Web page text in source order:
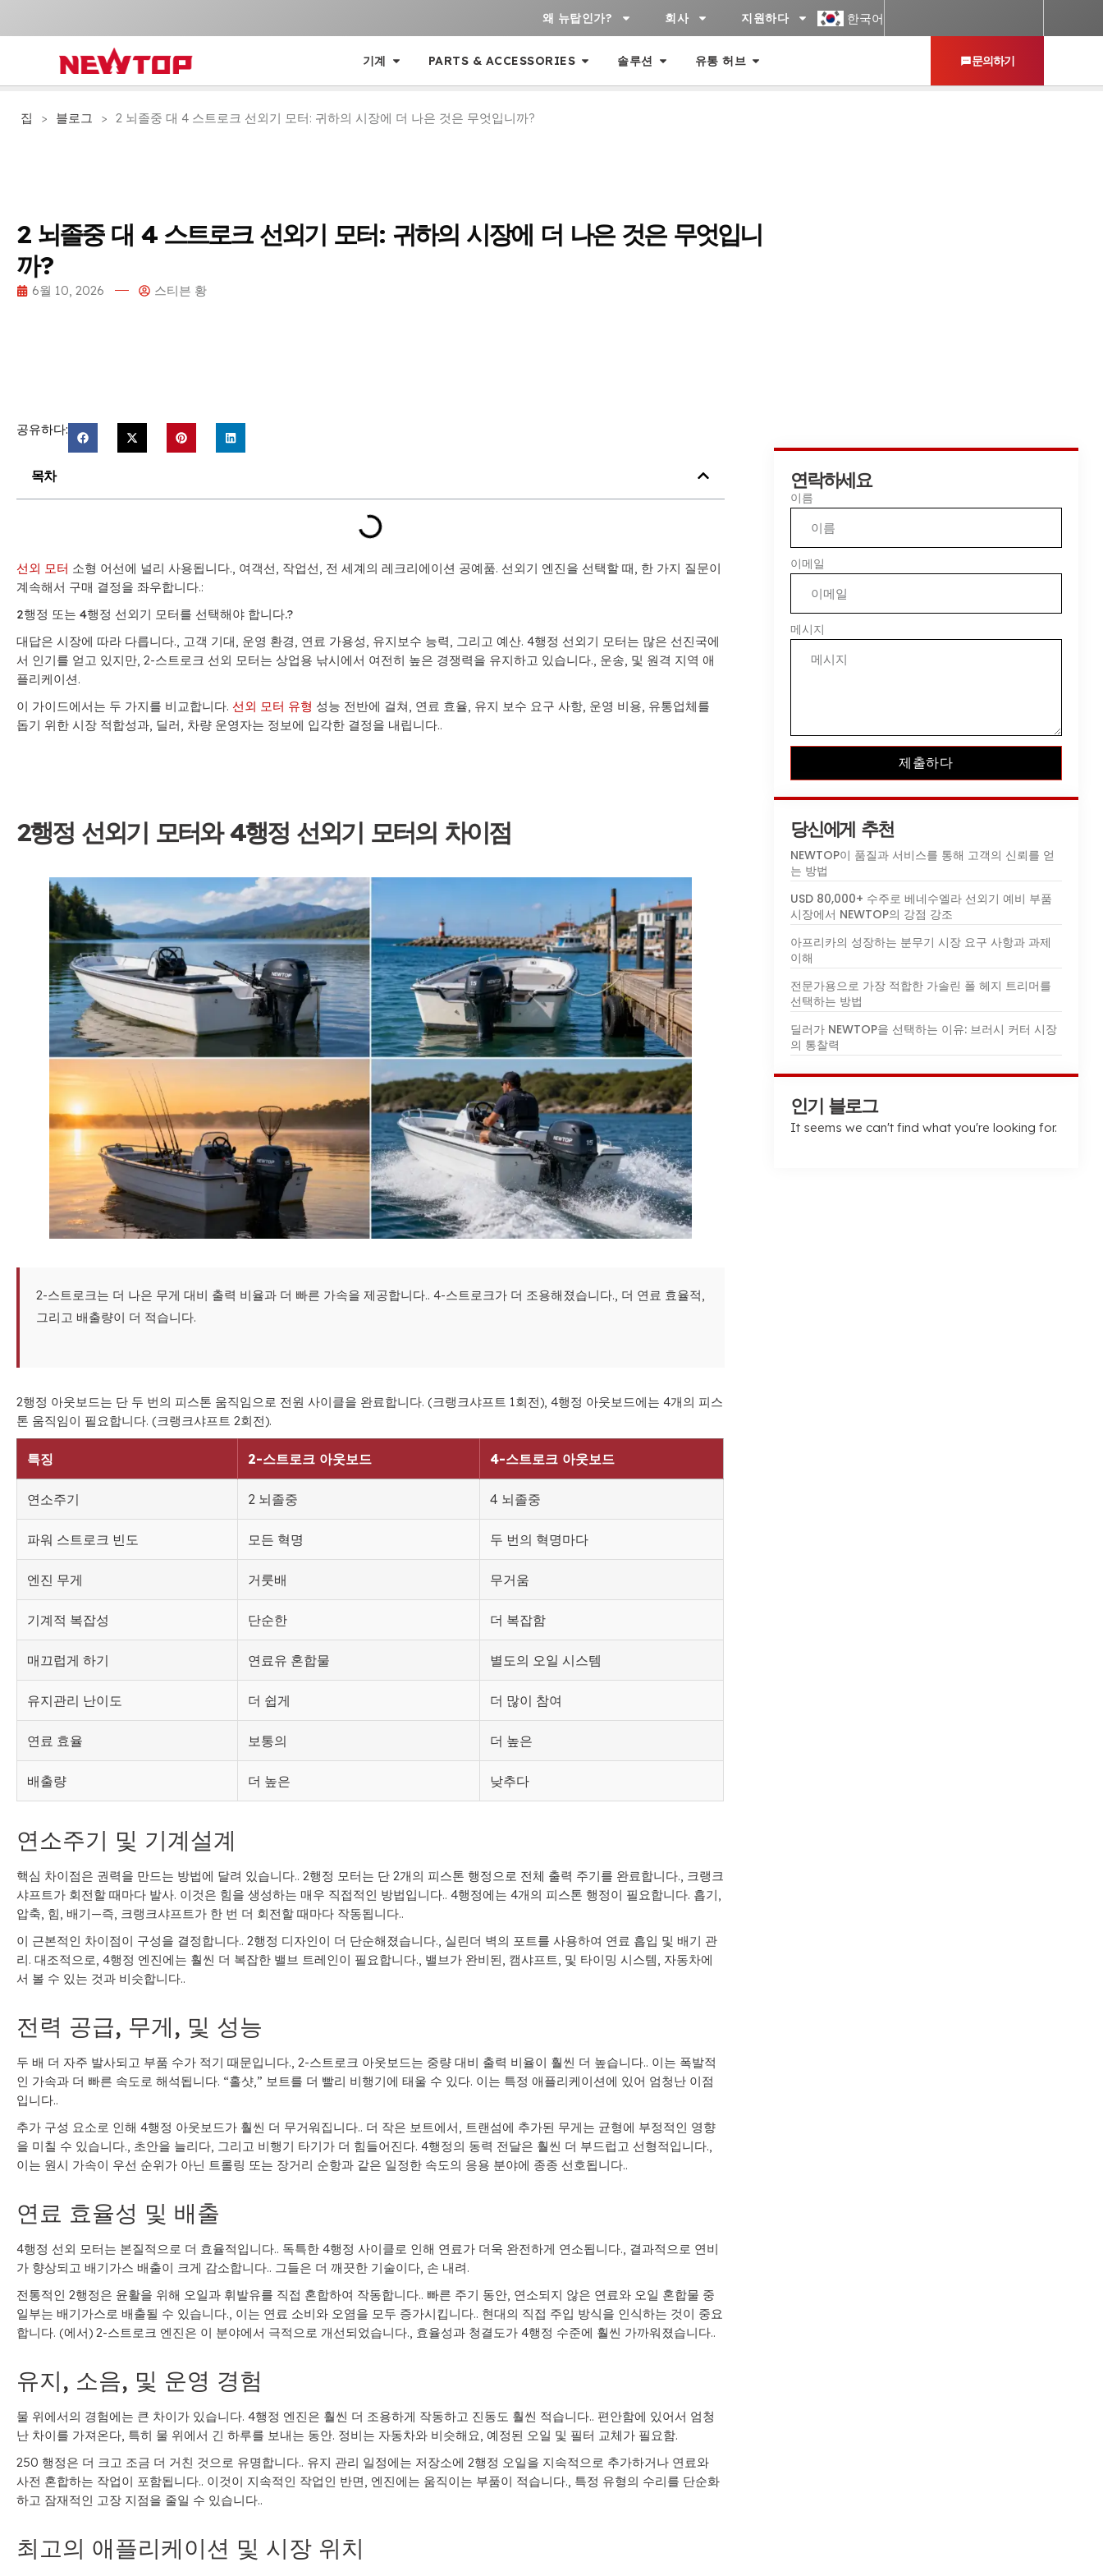
왜 뉴탑인가? 회사 지원하다 한국어
기계 PARTS & ACCESSORIES 솔루션 유통 허브 문의하기
집 > 블로그 > 2 뇌졸중 대 4 스트로크 선외기 모터: 귀하의 시장에 더 나은 것은 무엇입니까?
2 뇌졸중 대 4 스트로크 선외기 모터: 귀하의 시장에 더 나은 것은 무엇입니
까?
6월 10, 2026 스티븐 황
공유하다:
목차
선외 모터 소형 어선에 널리 사용됩니다., 여객선, 작업선, 전 세계의 레크리에이션 공예품. 선외기 엔진을 선택할 때, 한 가지 질문이
계속해서 구매 결정을 좌우합니다.:
2행정 또는 4행정 선외기 모터를 선택해야 합니다.?
대답은 시장에 따라 다릅니다., 고객 기대, 운영 환경, 연료 가용성, 유지보수 능력, 그리고 예산. 4행정 선외기 모터는 많은 선진국에
서 인기를 얻고 있지만, 2-스트로크 선외 모터는 상업용 낚시에서 여전히 높은 경쟁력을 유지하고 있습니다., 운송, 및 원격 지역 애
플리케이션.
이 가이드에서는 두 가지를 비교합니다. 선외 모터 유형 성능 전반에 걸쳐, 연료 효율, 유지 보수 요구 사항, 운영 비용, 유통업체를
돕기 위한 시장 적합성과, 딜러, 차량 운영자는 정보에 입각한 결정을 내립니다..
2행정 선외기 모터와 4행정 선외기 모터의 차이점
2-스트로크는 더 나은 무게 대비 출력 비율과 더 빠른 가속을 제공합니다.. 4-스트로크가 더 조용해졌습니다., 더 연료 효율적,
그리고 배출량이 더 적습니다.
2행정 아웃보드는 단 두 번의 피스톤 움직임으로 전원 사이클을 완료합니다. (크랭크샤프트 1회전), 4행정 아웃보드에는 4개의 피스
톤 움직임이 필요합니다. (크랭크샤프트 2회전).
특징 2-스트로크 아웃보드 4-스트로크 아웃보드
연소주기 2 뇌졸중 4 뇌졸중
파워 스트로크 빈도 모든 혁명 두 번의 혁명마다
엔진 무게 거룻배 무거움
기계적 복잡성 단순한 더 복잡함
매끄럽게 하기 연료유 혼합물 별도의 오일 시스템
유지관리 난이도 더 쉽게 더 많이 참여
연료 효율 보통의 더 높은
배출량 더 높은 낮추다
연소주기 및 기계설계
핵심 차이점은 권력을 만드는 방법에 달려 있습니다.. 2행정 모터는 단 2개의 피스톤 행정으로 전체 출력 주기를 완료합니다., 크랭크
샤프트가 회전할 때마다 발사. 이것은 힘을 생성하는 매우 직접적인 방법입니다.. 4행정에는 4개의 피스톤 행정이 필요합니다. 흡기,
압축, 힘, 배기—즉, 크랭크샤프트가 한 번 더 회전할 때마다 작동됩니다..
이 근본적인 차이점이 구성을 결정합니다.. 2행정 디자인이 더 단순해졌습니다., 실린더 벽의 포트를 사용하여 연료 흡입 및 배기 관
리. 대조적으로, 4행정 엔진에는 훨씬 더 복잡한 밸브 트레인이 필요합니다., 밸브가 완비된, 캠샤프트, 및 타이밍 시스템, 자동차에
서 볼 수 있는 것과 비슷합니다..
전력 공급, 무게, 및 성능
두 배 더 자주 발사되고 부품 수가 적기 때문입니다., 2-스트로크 아웃보드는 중량 대비 출력 비율이 훨씬 더 높습니다.. 이는 폭발적
인 가속과 더 빠른 속도로 해석됩니다. “홀샷,” 보트를 더 빨리 비행기에 태울 수 있다. 이는 특정 애플리케이션에 있어 엄청난 이점
입니다..
추가 구성 요소로 인해 4행정 아웃보드가 훨씬 더 무거워집니다.. 더 작은 보트에서, 트랜섬에 추가된 무게는 균형에 부정적인 영향
을 미칠 수 있습니다., 초안을 늘리다, 그리고 비행기 타기가 더 힘들어진다. 4행정의 동력 전달은 훨씬 더 부드럽고 선형적입니다.,
이는 원시 가속이 우선 순위가 아닌 트롤링 또는 장거리 순항과 같은 일정한 속도의 응용 분야에 종종 선호됩니다..
연료 효율성 및 배출
4행정 선외 모터는 본질적으로 더 효율적입니다.. 독특한 4행정 사이클로 인해 연료가 더욱 완전하게 연소됩니다., 결과적으로 연비
가 향상되고 배기가스 배출이 크게 감소합니다.. 그들은 더 깨끗한 기술이다, 손 내려.
전통적인 2행정은 윤활을 위해 오일과 휘발유를 직접 혼합하여 작동합니다.. 빠른 주기 동안, 연소되지 않은 연료와 오일 혼합물 중
일부는 배기가스로 배출될 수 있습니다., 이는 연료 소비와 오염을 모두 증가시킵니다.. 현대의 직접 주입 방식을 인식하는 것이 중요
합니다. (에서) 2-스트로크 엔진은 이 분야에서 극적으로 개선되었습니다., 효율성과 청결도가 4행정 수준에 훨씬 가까워졌습니다..
유지, 소음, 및 운영 경험
물 위에서의 경험에는 큰 차이가 있습니다. 4행정 엔진은 훨씬 더 조용하게 작동하고 진동도 훨씬 적습니다.. 편안함에 있어서 엄청
난 차이를 가져온다, 특히 물 위에서 긴 하루를 보내는 동안. 정비는 자동차와 비슷해요, 예정된 오일 및 필터 교체가 필요함.
250 행정은 더 크고 조금 더 거친 것으로 유명합니다.. 유지 관리 일정에는 저장소에 2행정 오일을 지속적으로 추가하거나 연료와
사전 혼합하는 작업이 포함됩니다.. 이것이 지속적인 작업인 반면, 엔진에는 움직이는 부품이 적습니다., 특정 유형의 수리를 단순화
하고 잠재적인 고장 지점을 줄일 수 있습니다..
최고의 애플리케이션 및 시장 위치
연락하세요
이름
이메일
메시지
제출하다
당신에게 추천
NEWTOP이 품질과 서비스를 통해 고객의 신뢰를 얻
는 방법
USD 80,000+ 수주로 베네수엘라 선외기 예비 부품
시장에서 NEWTOP의 강점 강조
아프리카의 성장하는 분무기 시장 요구 사항과 과제
이해
전문가용으로 가장 적합한 가솔린 폴 헤지 트리머를
선택하는 방법
딜러가 NEWTOP을 선택하는 이유: 브러시 커터 시장
의 통찰력
인기 블로그
It seems we can't find what you're looking for.